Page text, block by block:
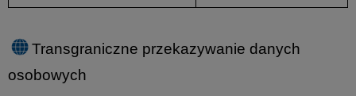
Transgraniczne przekazywanie danych
osobowych